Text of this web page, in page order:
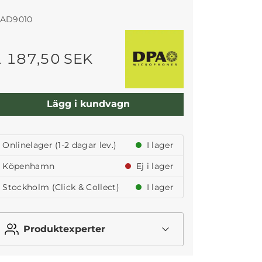
187,50 SEK
Lägg i kundvagn
Onlinelager (1-2 dagar lev.)
I lager
Köpenhamn
Ej i lager
Stockholm (Click & Collect)
I lager
Produktexperter